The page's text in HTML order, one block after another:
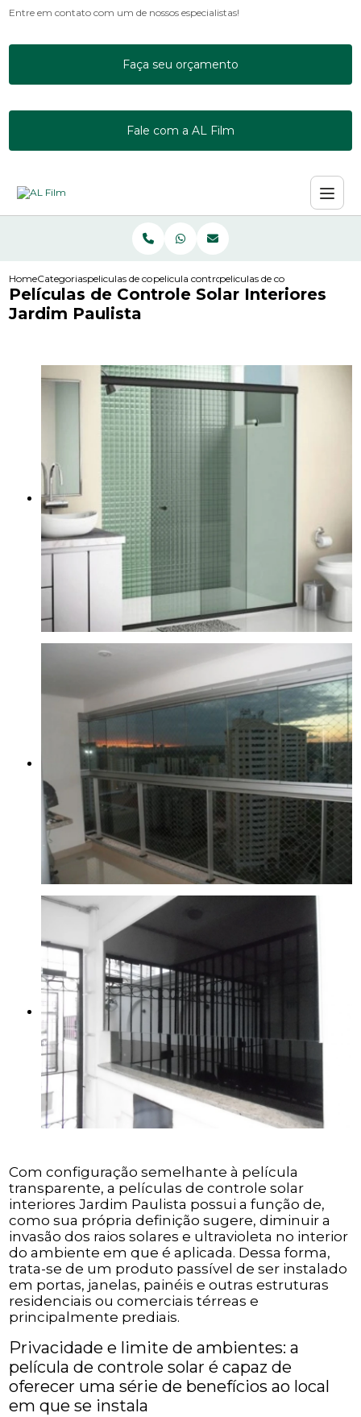
Entre em contato com um de nossos especialistas!
Faça seu orçamento
Fale com a AL Film
HomeCategoriaspeliculas de controle solarpelicula controle solar incolor
peliculas de controle solar
Películas de Controle Solar Interiores
Jardim Paulista
Com configuração semelhante à película
transparente, a películas de controle solar
interiores Jardim Paulista possui a função de,
como sua própria definição sugere, diminuir a
invasão dos raios solares e ultravioleta no interior
do ambiente em que é aplicada. Dessa forma,
trata-se de um produto passível de ser instalado
em portas, janelas, painéis e outras estruturas
residenciais ou comerciais térreas e
principalmente prediais.
Privacidade e limite de ambientes: a
película de controle solar é capaz de
oferecer uma série de benefícios ao local
em que se instala